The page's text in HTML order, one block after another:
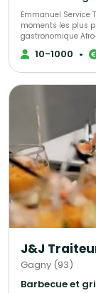
Emmanuel Service
moments les plus
gastronomique
des plats équilibrés, et
d'expérience, le
et l'école renommée FERRANDI. Fort de son
vous propose un
qualité de ses
formules qui
Chaque détail est
exceptionnel et
10-1000 •
J&J
Gagny (93)